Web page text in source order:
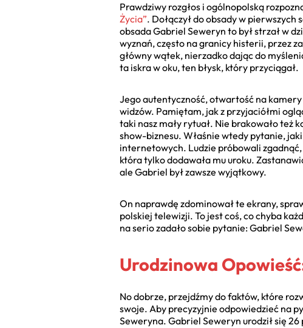
Prawdziwy rozgłos i ogólnopolską
Życia”. Dołączył do obsady w
obsada Gabriel Seweryn to był strzał w
wyznań, często na granicy histerii, przez
główny wątek, nierzadko dając do
ta iskra w oku, ten błysk, który przyciągał.
Jego autentyczność, otwartość na
widzów. Pamiętam, jak z przyjaciółmi
taki nasz mały rytuał. Nie brakowało też
show-biznesu. Właśnie wtedy pytanie,
internetowych. Ludzie próbowali
która tylko dodawała mu uroku.
ale Gabriel był zawsze wyjątkowy.
On naprawdę zdominował te ekrany,
polskiej telewizji. To jest coś, co chyba
na serio zadało sobie pytanie: Gabriel
Urodzinowa
No dobrze, przejdźmy do faktów, które
swoje. Aby precyzyjnie odpowiedzieć na
Seweryna. Gabriel Seweryn urodził się 26